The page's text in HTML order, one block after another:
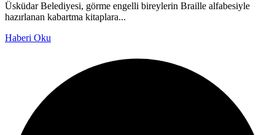
Üsküdar Belediyesi, görme engelli bireylerin Braille alfabesiyle
hazırlanan kabartma kitaplara...
Haberi Oku